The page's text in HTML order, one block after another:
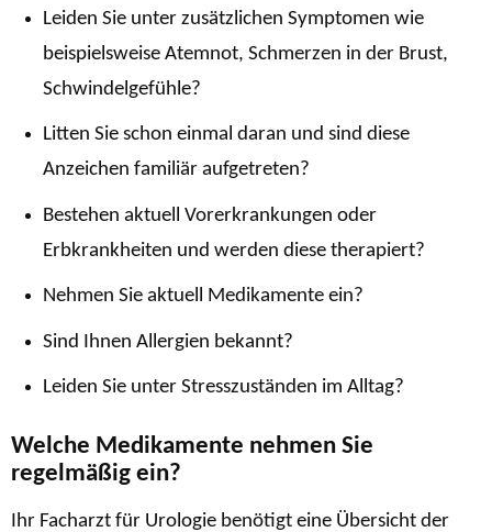
Leiden Sie unter zusätzlichen Symptomen wie
beispielsweise Atemnot, Schmerzen in der Brust,
Schwindelgefühle?
Litten Sie schon einmal daran und sind diese
Anzeichen familiär aufgetreten?
Bestehen aktuell Vorerkrankungen oder
Erbkrankheiten und werden diese therapiert?
Nehmen Sie aktuell Medikamente ein?
Sind Ihnen Allergien bekannt?
Leiden Sie unter Stresszuständen im Alltag?
Welche Medikamente nehmen Sie
regelmäßig ein?
Ihr Facharzt für Urologie benötigt eine Übersicht der